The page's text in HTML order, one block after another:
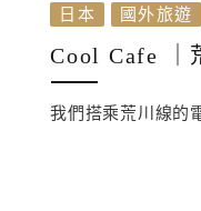
日本 國外旅遊
Cool Cafe ｜
我們搭乘荒川線的